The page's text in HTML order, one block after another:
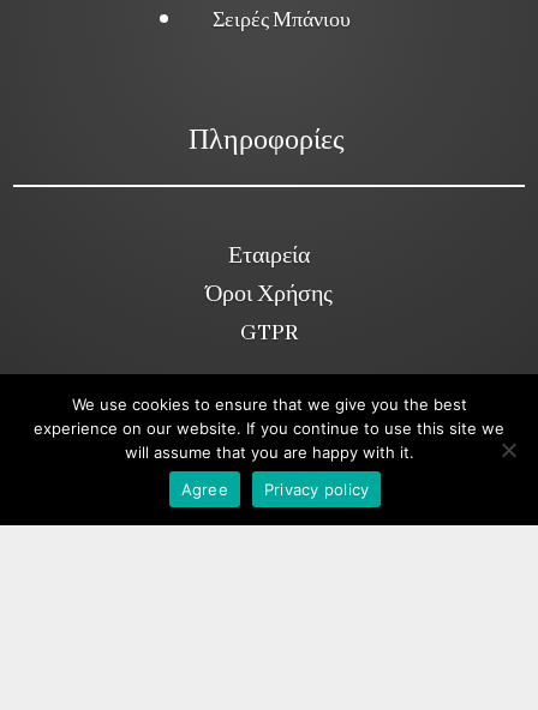
Σειρές Μπάνιου
Πληροφορίες
Εταιρεία
Όροι Χρήσης
GTPR
Κοινωνικά Δίκτυα
We use cookies to ensure that we give you the best
experience on our website. If you continue to use this site we
will assume that you are happy with it.
Agree
Privacy policy
Viber